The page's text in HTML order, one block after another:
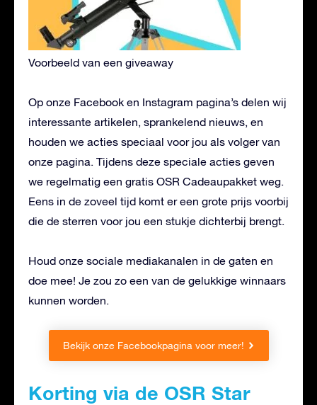
Voorbeeld van een giveaway
Op onze Facebook en Instagram pagina’s delen wij
interessante artikelen, sprankelend nieuws, en
houden we acties speciaal voor jou als volger van
onze pagina. Tijdens deze speciale acties geven
we regelmatig een gratis OSR Cadeaupakket weg.
Eens in de zoveel tijd komt er een grote prijs voorbij
die de sterren voor jou een stukje dichterbij brengt.
Houd onze sociale mediakanalen in de gaten en
doe mee! Je zou zo een van de gelukkige winnaars
kunnen worden.
Bekijk onze Facebookpagina voor meer!
Korting via de OSR Star